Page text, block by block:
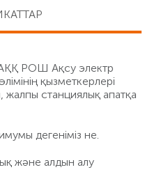
РОШ Ақсу электр
қызметкерлері
жалпы станциялық апатқа
дегеніміз не.
және алдын алу